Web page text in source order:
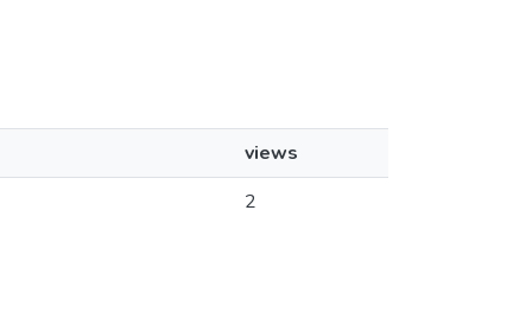
views
2